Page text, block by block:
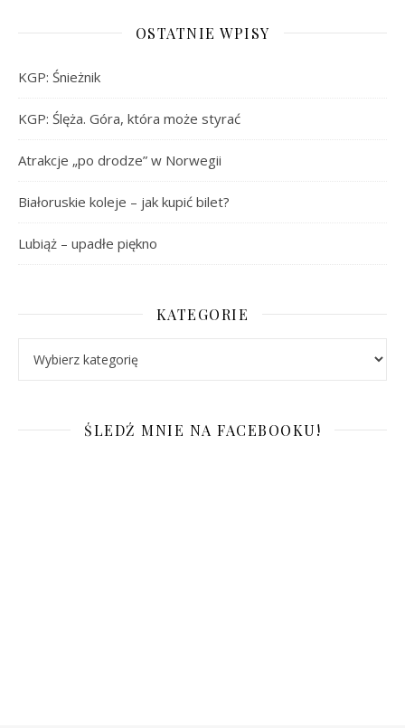
OSTATNIE WPISY
KGP: Śnieżnik
KGP: Ślęża. Góra, która może styrać
Atrakcje „po drodze” w Norwegii
Białoruskie koleje – jak kupić bilet?
Lubiąż – upadłe piękno
KATEGORIE
ŚLEDŹ MNIE NA FACEBOOKU!